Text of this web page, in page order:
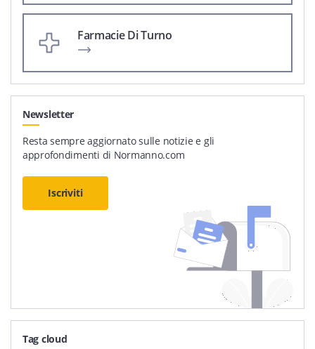
Farmacie Di Turno
Newsletter
Resta sempre aggiornato sulle notizie e gli
approfondimenti di Normanno.com
Iscriviti
Tag cloud